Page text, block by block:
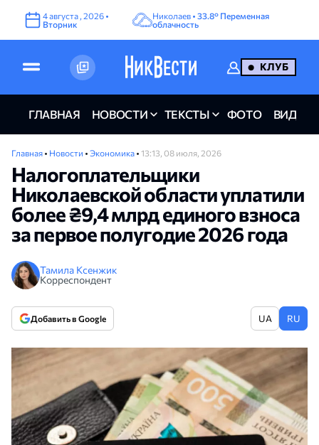
4августа , 2026 •
Вторник
Николаев • 33.8° Переменная
облачность
КЛУБ
ГЛАВНАЯ НОВОСТИ ТЕКСТЫ ФОТО ВИДЕО
Главная • Новости • Экономика • 13:13, 08 июля, 2026
Налогоплательщики
Николаевской области уплатили
более ₴9,4 млрд единого взноса
за первое полугодие 2026 года
Тамила Ксенжик
Корреспондент
Добавить в Google UA RU